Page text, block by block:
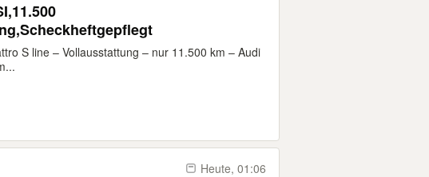
S line – Vollausstattung – nur 11.500 km – Audi
Heute, 01:06